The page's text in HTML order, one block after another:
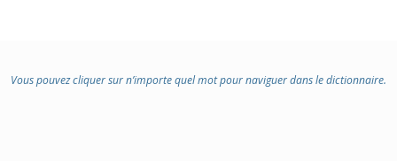
Vous pouvez cliquer sur n’importe quel mot pour naviguer dans le dictionnaire.